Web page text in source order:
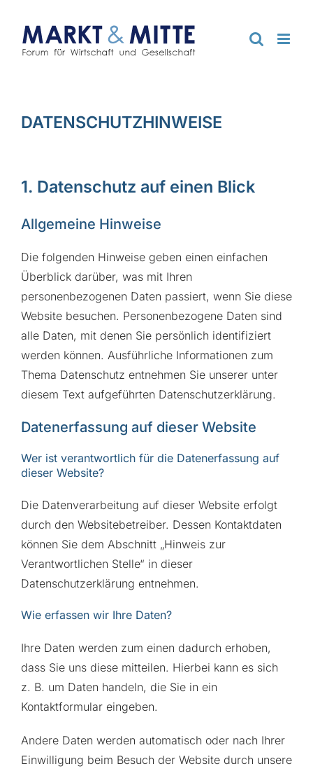
Inhalt
springen
DATENSCHUTZHINWEISE
1. Datenschutz auf einen Blick
Allgemeine Hinweise
Die folgenden Hinweise geben einen einfachen
Überblick darüber, was mit Ihren
personenbezogenen Daten passiert, wenn Sie diese
Website besuchen. Personenbezogene Daten sind
alle Daten, mit denen Sie persönlich identifiziert
werden können. Ausführliche Informationen zum
Thema Datenschutz entnehmen Sie unserer unter
diesem Text aufgeführten Datenschutzerklärung.
Datenerfassung auf dieser Website
Wer ist verantwortlich für die Datenerfassung auf
dieser Website?
Die Datenverarbeitung auf dieser Website erfolgt
durch den Websitebetreiber. Dessen Kontaktdaten
können Sie dem Abschnitt „Hinweis zur
Verantwortlichen Stelle“ in dieser
Datenschutzerklärung entnehmen.
Wie erfassen wir Ihre Daten?
Ihre Daten werden zum einen dadurch erhoben,
dass Sie uns diese mitteilen. Hierbei kann es sich
z. B. um Daten handeln, die Sie in ein
Kontaktformular eingeben.
Andere Daten werden automatisch oder nach Ihrer
Einwilligung beim Besuch der Website durch unsere